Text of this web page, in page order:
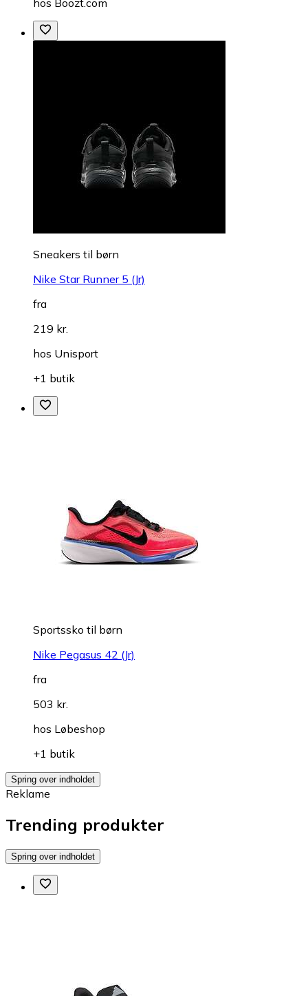
Sneakers til børn
Nike Star Runner 5 (Jr)
fra
219 kr.
hos Unisport
+1 butik
Sportssko til børn
Nike Pegasus 42 (Jr)
fra
503 kr.
hos Løbeshop
+1 butik
Spring over indholdet
Reklame
Trending produkter
Spring over indholdet